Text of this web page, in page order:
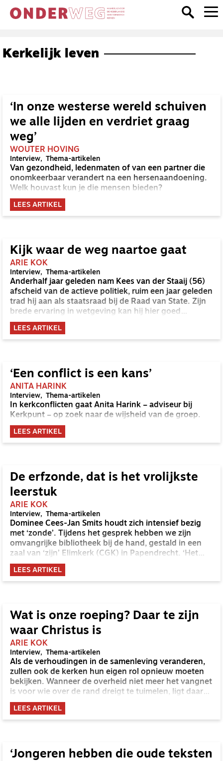
Kerkelijk leven
‘In onze westerse wereld schuiven
we alle lijden en verdriet graag
weg’
WOUTER HOVING
Interview Thema-artikelen
Van gezondheid, ledenmaten of van een partner die
onomkeerbaar verandert na een hersenaandoening.
Welk houvast kun je die mensen bieden?
LEES ARTIKEL
Kijk waar de weg naartoe gaat
ARIE KOK
Interview Thema-artikelen
Anderhalf jaar geleden nam Kees van der Staaij (56)
afscheid van de actieve politiek, ruim een jaar geleden
trad hij aan als staatsraad bij de Raad van State. Zijn
brede ervaring in wetgeving kan hij hier goed
inzetten.
LEES ARTIKEL
‘Een conflict is een kans’
ANITA HARINK
Interview Thema-artikelen
In kerkconflicten gaat Anita Harink – adviseur bij
Kerkpunt – op zoek naar de wijsheid van de groep.
LEES ARTIKEL
De erfzonde, dat is het vrolijkste
leerstuk
ARIE KOK
Interview Thema-artikelen
Dominee Cees-Jan Smits houdt zich intensief bezig
met ‘zonde’. Tijdens het gesprek hebben we zijn
omvangrijke bibliotheek bij de hand, gestald in een
zaal van ‘zijn’ Elimkerk (CGK) in Papendrecht. ‘Het
geeft thuis weer wat ruimte en hier kan ik vaak in alle
rust studeren.’
LEES ARTIKEL
Wat is onze roeping? Daar te zijn
waar Christus is
ARIE KOK
Interview Thema-artikelen
Als de verhoudingen in de samenleving veranderen,
zullen ook de kerken hun eigen rol opnieuw moeten
bekijken. Wanneer de overheid niet meer het vangnet
is voor wie over de rand dreigt te tuimelen, ligt daar
dan een verantwoordelijkheid voor de kerk?
LEES ARTIKEL
‘Jongeren hebben die oude teksten